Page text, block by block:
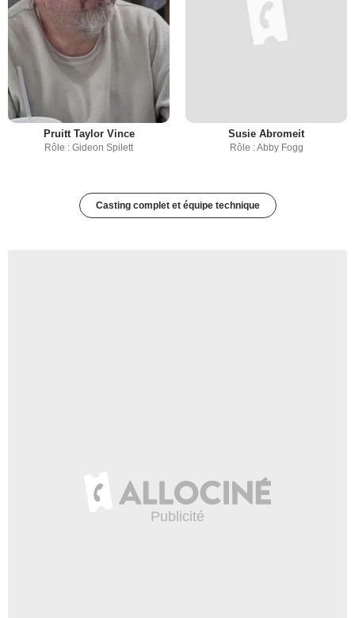
Pruitt Taylor Vince
Rôle : Gideon Spilett
Susie Abromeit
Rôle : Abby Fogg
Casting complet et équipe technique